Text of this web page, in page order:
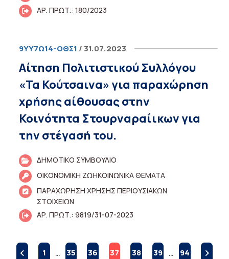
ΑΡ. ΠΡΩΤ.: 180/2023
9ΥΥ7Ω14-ΟΘΣ1 / 31.07.2023
Αίτηση Πολιτιστικού Συλλόγου
«Τα Κούτσαινα» για παραχώρηση
χρήσης αίθουσας στην
Κοινότητα Στουρναραίικων για
την στέγασή του.
ΔΗΜΟΤΙΚΟ ΣΥΜΒΟΥΛΙΟ
ΟΙΚΟΝΟΜΙΚΗ ΖΩΗΚΟΙΝΩΝΙΚΑ ΘΕΜΑΤΑ
ΠΑΡΑΧΩΡΗΣΗ ΧΡΗΣΗΣ ΠΕΡΙΟΥΣΙΑΚΩΝ
ΣΤΟΙΧΕΙΩΝ
ΑΡ. ΠΡΩΤ.: 9819/31-07-2023
1 … 35 36 37 38 39 … 94